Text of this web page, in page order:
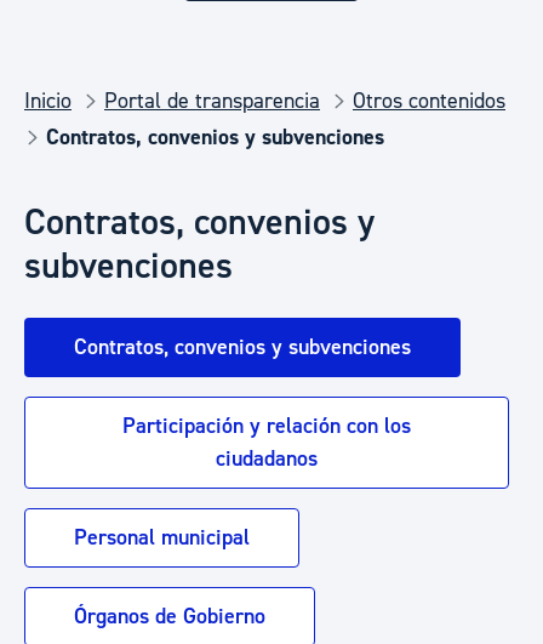
Inicio Portal de transparencia
Otros contenidos
Contratos, convenios y subvenciones
Contratos, convenios y
subvenciones
Contratos, convenios y subvenciones
Participación y relación con los
ciudadanos
Personal municipal
Órganos de Gobierno